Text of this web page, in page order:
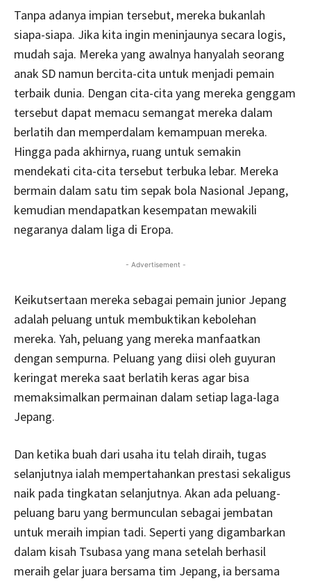
Tanpa adanya impian tersebut, mereka bukanlah
siapa-siapa. Jika kita ingin meninjaunya secara logis,
mudah saja. Mereka yang awalnya hanyalah seorang
anak SD namun bercita-cita untuk menjadi pemain
terbaik dunia. Dengan cita-cita yang mereka genggam
tersebut dapat memacu semangat mereka dalam
berlatih dan memperdalam kemampuan mereka.
Hingga pada akhirnya, ruang untuk semakin
mendekati cita-cita tersebut terbuka lebar. Mereka
bermain dalam satu tim sepak bola Nasional Jepang,
kemudian mendapatkan kesempatan mewakili
negaranya dalam liga di Eropa.
- Advertisement -
Keikutsertaan mereka sebagai pemain junior Jepang
adalah peluang untuk membuktikan kebolehan
mereka. Yah, peluang yang mereka manfaatkan
dengan sempurna. Peluang yang diisi oleh guyuran
keringat mereka saat berlatih keras agar bisa
memaksimalkan permainan dalam setiap laga-laga
Jepang.
Dan ketika buah dari usaha itu telah diraih, tugas
selanjutnya ialah mempertahankan prestasi sekaligus
naik pada tingkatan selanjutnya. Akan ada peluang-
peluang baru yang bermunculan sebagai jembatan
untuk meraih impian tadi. Seperti yang digambarkan
dalam kisah Tsubasa yang mana setelah berhasil
meraih gelar juara bersama tim Jepang, ia bersama